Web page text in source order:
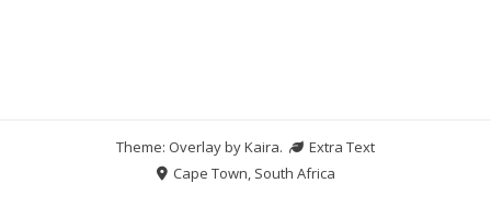
Theme: Overlay byKaira.
Extra Text
Cape Town, South Africa